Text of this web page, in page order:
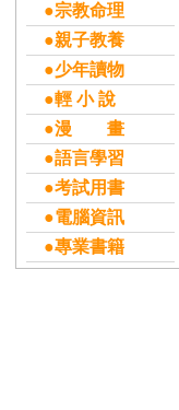
●宗教命理
●親子教養
●少年讀物
●輕 小 說
●漫 畫
●語言學習
●考試用書
●電腦資訊
●專業書籍